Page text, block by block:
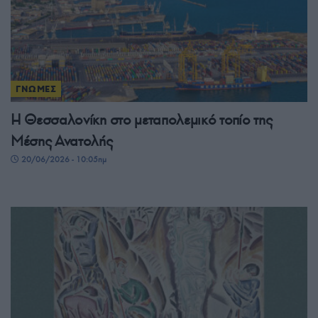
ΓΝΩΜΕΣ
Η Θεσσαλονίκη στο μεταπολεμικό τοπίο της
Μέσης Ανατολής
20/06/2026 - 10:05πμ